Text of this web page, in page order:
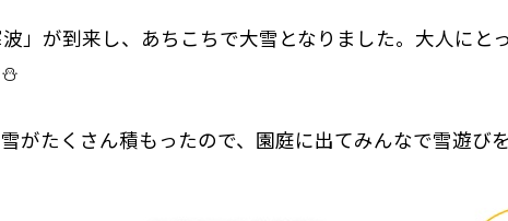
」が到来し、あちこちで大雪となりました。大人にと
がたくさん積もったので、園庭に出てみんなで雪遊び